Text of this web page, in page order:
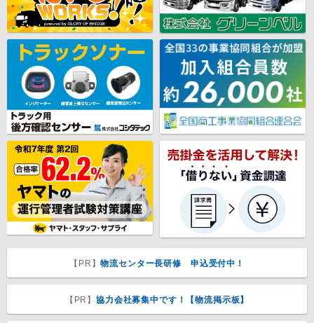
【PR】物流センター長研修 申込受付中！
【PR】協力会社募集中です！【物流掲示板】